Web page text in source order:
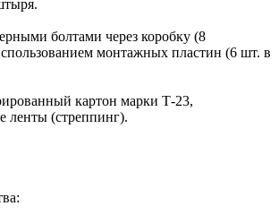
болтами через коробку (8
монтажных пластин (6 шт. в
картон марки Т-23,
ленты (стреппинг).